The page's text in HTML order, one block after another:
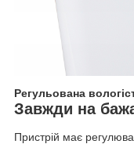
Регульована
Завжди на
Пристрій має